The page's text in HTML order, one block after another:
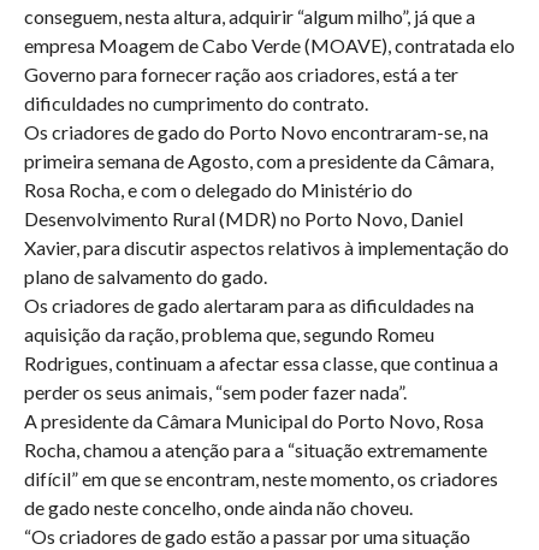
conseguem, nesta altura, adquirir “algum milho”, já que a
empresa Moagem de Cabo Verde (MOAVE), contratada elo
Governo para fornecer ração aos criadores, está a ter
dificuldades no cumprimento do contrato.
Os criadores de gado do Porto Novo encontraram-se, na
primeira semana de Agosto, com a presidente da Câmara,
Rosa Rocha, e com o delegado do Ministério do
Desenvolvimento Rural (MDR) no Porto Novo, Daniel
Xavier, para discutir aspectos relativos à implementação do
plano de salvamento do gado.
Os criadores de gado alertaram para as dificuldades na
aquisição da ração, problema que, segundo Romeu
Rodrigues, continuam a afectar essa classe, que continua a
perder os seus animais, “sem poder fazer nada”.
A presidente da Câmara Municipal do Porto Novo, Rosa
Rocha, chamou a atenção para a “situação extremamente
difícil” em que se encontram, neste momento, os criadores
de gado neste concelho, onde ainda não choveu.
“Os criadores de gado estão a passar por uma situação